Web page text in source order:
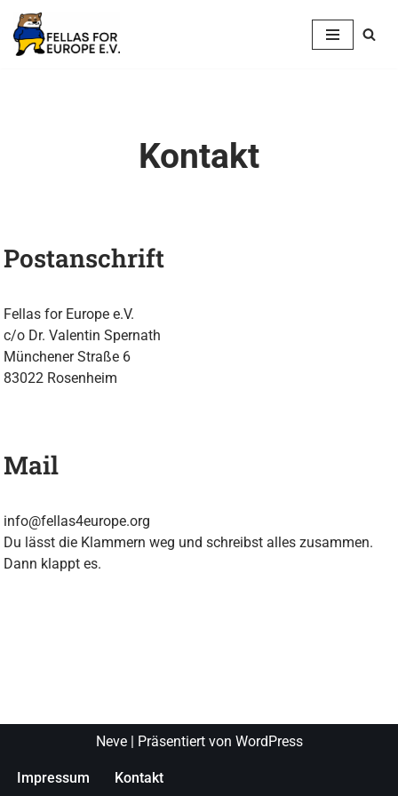
Zum
Kontakt
Postanschrift
Fellas for Europe e.V.
c/o Dr. Valentin Spernath
Münchener Straße 6
83022 Rosenheim
Mail
info@fellas4europe.org
Du lässt die Klammern weg und schreibst alles zusammen.
Dann klappt es.
Neve| Präsentiert von WordPress
Impressum Kontakt